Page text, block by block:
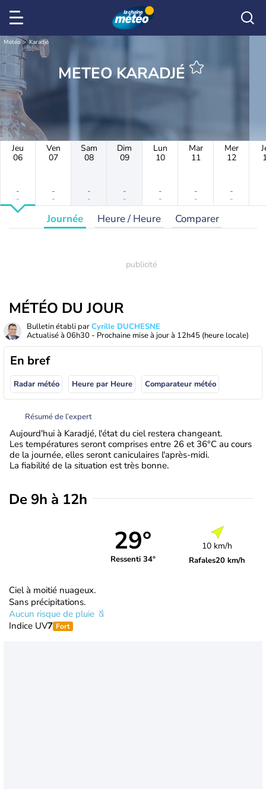
Météo Karadjé
METEO KARADJÉ
Jeu
06
-
-
Ven
07
-
-
Sam
08
-
-
Dim
09
-
-
Lun
10
-
-
Mar
11
-
-
Mer
12
-
-
Journée Heure / Heure Comparer
MÉTÉO DU JOUR
Bulletin établi parCyrille DUCHESNE
Actualisé à 06h30 - Prochaine mise à jour à 12h45 (heure locale)
En bref
Radar météo Heure par Heure Comparateur météo
Résumé de l’expert
Aujourd'hui à Karadjé, l'état du ciel restera changeant.
Les températures seront comprises entre 26 et 36°C au cours
de la journée, elles seront caniculaires l'après-midi.
La fiabilité de la situation est très bonne.
De 9h à 12h
29°
Ressenti 34°
10 km/h
Rafales20 km/h
Ciel à moitié nuageux.
Sans précipitations.
Aucun risque de pluie
Indice UV7 Fort